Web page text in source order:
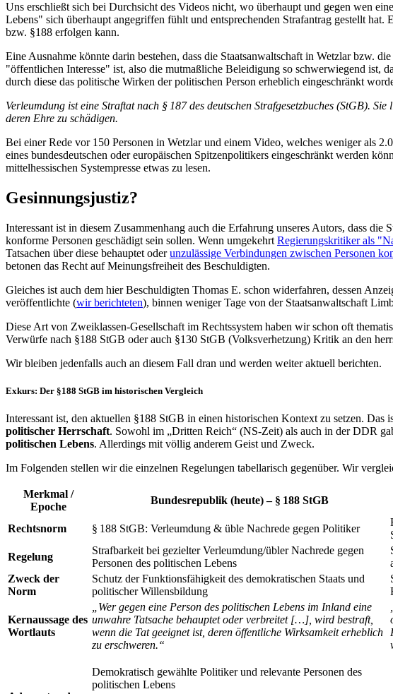
Uns erschließt sich bei Durchsicht des Videos nicht, wo überhaupt und gegen wen
Lebens" sich überhaupt angegriffen fühlt und entsprechenden Strafantrag gestellt
bzw. §188 erfolgen kann.
Eine Ausnahme könnte darin bestehen, dass die Staatsanwaltschaft in Wetzlar bzw.
"öffentlichen Interesse" ist, also die mutmaßliche Beleidigung so schwerwiegend ist,
durch diese das politische Wirken der politischen Person erheblich eingeschränkt
Verleumdung ist eine Straftat nach § 187 des deutschen Strafgesetzbuches (StGB).
deren Ehre zu schädigen.
Bei einer Rede vor 150 Personen in Wetzlar und einem Video, welches weniger als
eines bundesdeutschen oder europäischen Spitzenpolitikers eingeschränkt werden
mittelhessischen Systempresse etwas zu lesen.
Gesinnungsjustiz?
Interessant ist in diesem Zusammenhang auch die Erfahrung unseres Autors, dass
konforme Personen geschädigt sein sollen. Wenn umgekehrt Regierungskritiker als
Tatsachen über diese behauptet oderunzulässige Verbindungen zwischen Personen
betonen das Recht auf Meinungsfreiheit des Beschuldigten.
Gleiches ist auch dem hier Beschuldigten Thomas E. schon widerfahren, dessen
veröffentlichte (wir berichteten), binnen weniger Tage von der Staatsanwaltschaft
Diese Art von Zweiklassen-Gesellschaft im Rechtssystem haben wir schon oft
Verwürfe nach §188 StGB oder auch §130 StGB (Volksverhetzung) Kritik an den
Wir bleiben jedenfalls auch an diesem Fall dran und werden weiter aktuell berichten.
Exkurs: Der §188 StGB im historischen Vergleich
Interessant ist, den aktuellen §188 StGB in einen historischen Kontext zu setzen.
politischer Herrschaft. Sowohl im „Dritten Reich“ (NS-Zeit) als auch in der DDR
politischen Lebens. Allerdings mit völlig anderem Geist und Zweck.
Im Folgenden stellen wir die einzelnen Regelungen tabellarisch gegenüber. Wir
Merkmal /
Epoche
Bundesrepublik (heute)– § 188 StGB
Rechtsnorm § 188 StGB: Verleumdung & üble Nachrede gegen Politiker
Regelung
Strafbarkeit bei gezielter Verleumdung/übler Nachrede gegen
Personen des politischen Lebens
Zweck der
Norm
Schutz der Funktionsfähigkeit des demokratischen Staats und
politischer Willensbildung
Kernaussage des
Wortlauts
„Wer gegen eine Person des politischen Lebens im Inland eine
unwahre Tatsache behauptet oder verbreitet […], wird bestraft,
wenn die Tat geeignet ist, deren öffentliche Wirksamkeit erheblich
zu erschweren.“
Demokratisch gewählte Politiker und relevante Personen des
politischen Lebens